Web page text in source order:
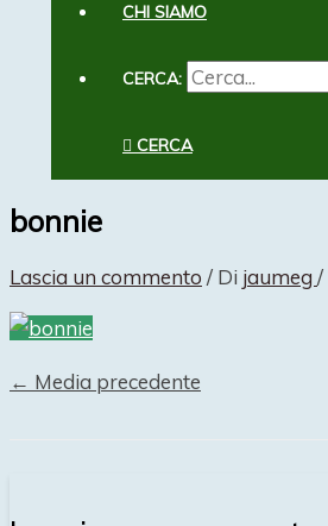
CHI SIAMO
CERCA:
CERCA
bonnie
Lascia un commento / Di jaumeg /
← Media precedente